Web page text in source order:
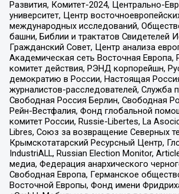
Развития, Комитет-2024, Центрально-
университет, Центр
международных исследований,
башни, Библии и трактатов Свидетелей
Гражданский Совет, Центр анализа
Академическая сеть Восточная Европа,
комитет действия, РЭНД корпорейшн,
демократию в России, Настоящая
журналистов-расследователей, Служба
Свободная Россия Берлин, Свободная
Рейн-Вестфалия, Фонд глобальной
комитет России, Russie-Libertes, La
Libres, Союз за возвращение Северных
Крымскотатарский Ресурсный Центр,
IndustriALL, Russian Election Monitor,
медиа, Федерация анархического
Свободная Европа, Германское
Восточной Европы, Фонд имени